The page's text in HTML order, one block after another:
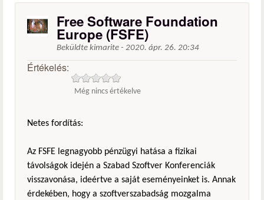
Free Software Foundation
Europe (FSFE)
Beküldte kimarite - 2020. ápr. 26. 20:34
Értékelés:
Még nincs értékelve
Netes fordítás:
Az FSFE legnagyobb pénzügyi hatása a fizikai
távolságok idején a Szabad Szoftver Konferenciák
visszavonása, ideértve a saját eseményeinket is. Annak
érdekében, hogy a szoftverszabadság mozgalma